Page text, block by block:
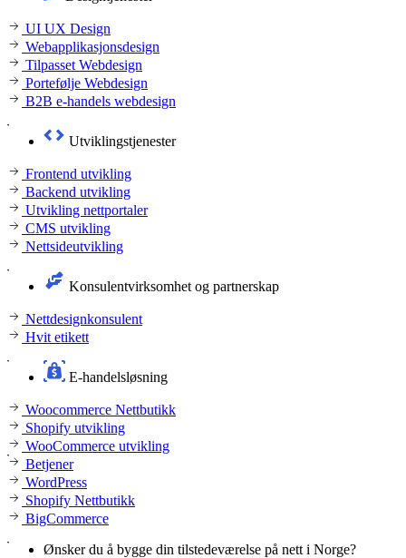
UI UX Design
Webapplikasjonsdesign
Tilpasset Webdesign
Portefølje Webdesign
B2B e-handels webdesign
Utviklingstjenester
Frontend utvikling
Backend utvikling
Utvikling nettportaler
CMS utvikling
Nettsideutvikling
Konsulentvirksomhet og partnerskap
Nettdesignkonsulent
Hvit etikett
E-handelsløsning
Woocommerce Nettbutikk
Shopify utvikling
WooCommerce utvikling
Betjener
WordPress
Shopify Nettbutikk
BigCommerce
Ønsker du å bygge din tilstedeværelse på nett i Norge?